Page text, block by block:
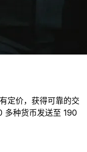
定价，获得可靠的交
多种货币发送至 190